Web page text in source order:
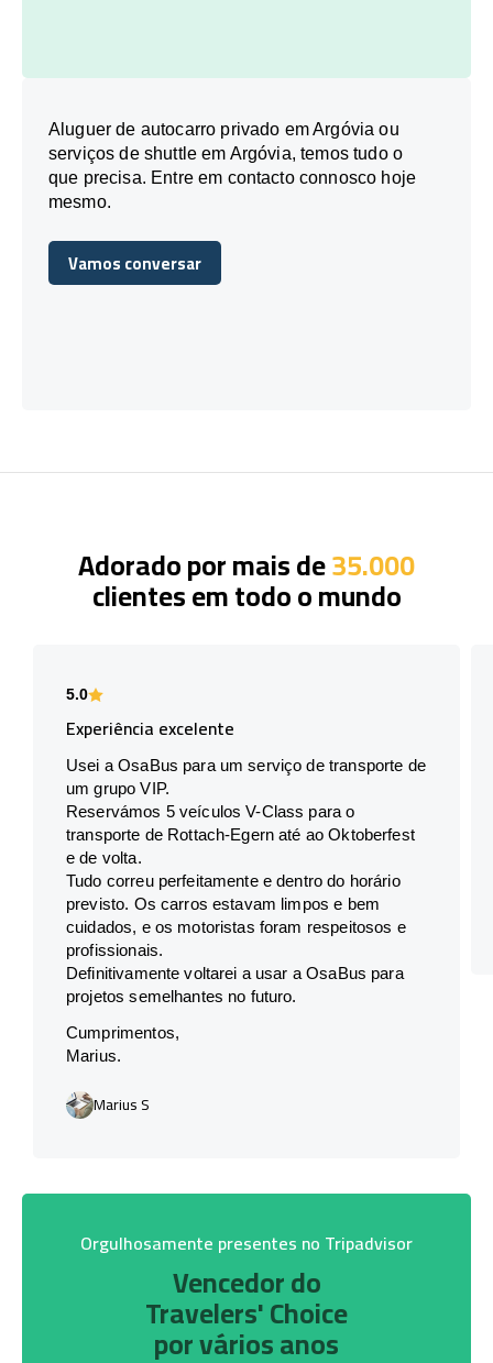
Aluguer de autocarro privado em Argóvia ou
serviços de shuttle em Argóvia, temos tudo o
que precisa. Entre em contacto connosco hoje
mesmo.
Vamos conversar
Vamos conversar
Adorado por mais de35.000
clientes em todo o mundo
5.0
Experiência excelente
Usei a OsaBus para um serviço de transporte de
um grupo VIP.
Reservámos 5 veículos V-Class para o
transporte de Rottach-Egern até ao Oktoberfest
e de volta.
Tudo correu perfeitamente e dentro do horário
previsto. Os carros estavam limpos e bem
cuidados, e os motoristas foram respeitosos e
profissionais.
Definitivamente voltarei a usar a OsaBus para
projetos semelhantes no futuro.
Cumprimentos,
Marius.
Marius S
Orgulhosamente presentes no Tripadvisor
Vencedor do
Travelers' Choice
por vários anos